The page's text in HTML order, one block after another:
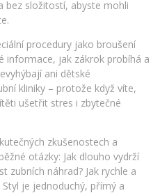
bez složitostí, abyste mohli
procedury jako broušení
informace, jak zákrok probíhá a
ani dětské
kliniky – protože když víte,
ušetřit stres i zbytečné
zkušenostech a
otázky: Jak dlouho vydrží
zubních náhrad? Jak rychle a
je jednoduchý, přímý a